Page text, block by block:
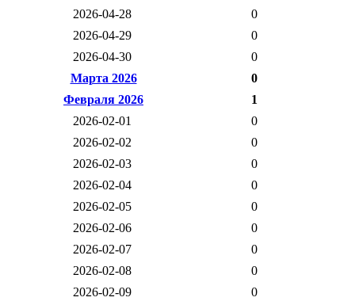
2026-04-28
0
2026-04-29
0
2026-04-30
0
Марта 2026
0
Февраля 2026
1
2026-02-01
0
2026-02-02
0
2026-02-03
0
2026-02-04
0
2026-02-05
0
2026-02-06
0
2026-02-07
0
2026-02-08
0
2026-02-09
0